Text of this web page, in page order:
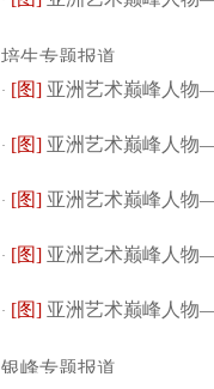
培生专题报道
· [图] 亚洲艺术巅峰人
金炉专题报道
· [图] 亚洲艺术巅峰人
纬专题报道
· [图] 亚洲艺术巅峰人
子清专题报道
· [图] 亚洲艺术巅峰人
凤岐专题报道
· [图] 亚洲艺术巅峰人
银峰专题报道